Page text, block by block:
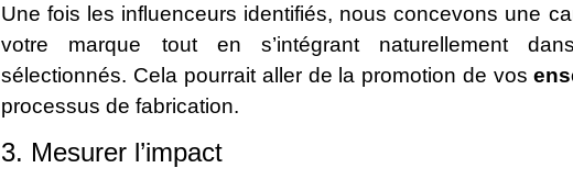
Une fois les influenceurs identifiés, nous concevons une
votre marque tout en s’intégrant naturellement
sélectionnés. Cela pourrait aller de la promotion de vos
processus de fabrication.
3. Mesurer l’impact